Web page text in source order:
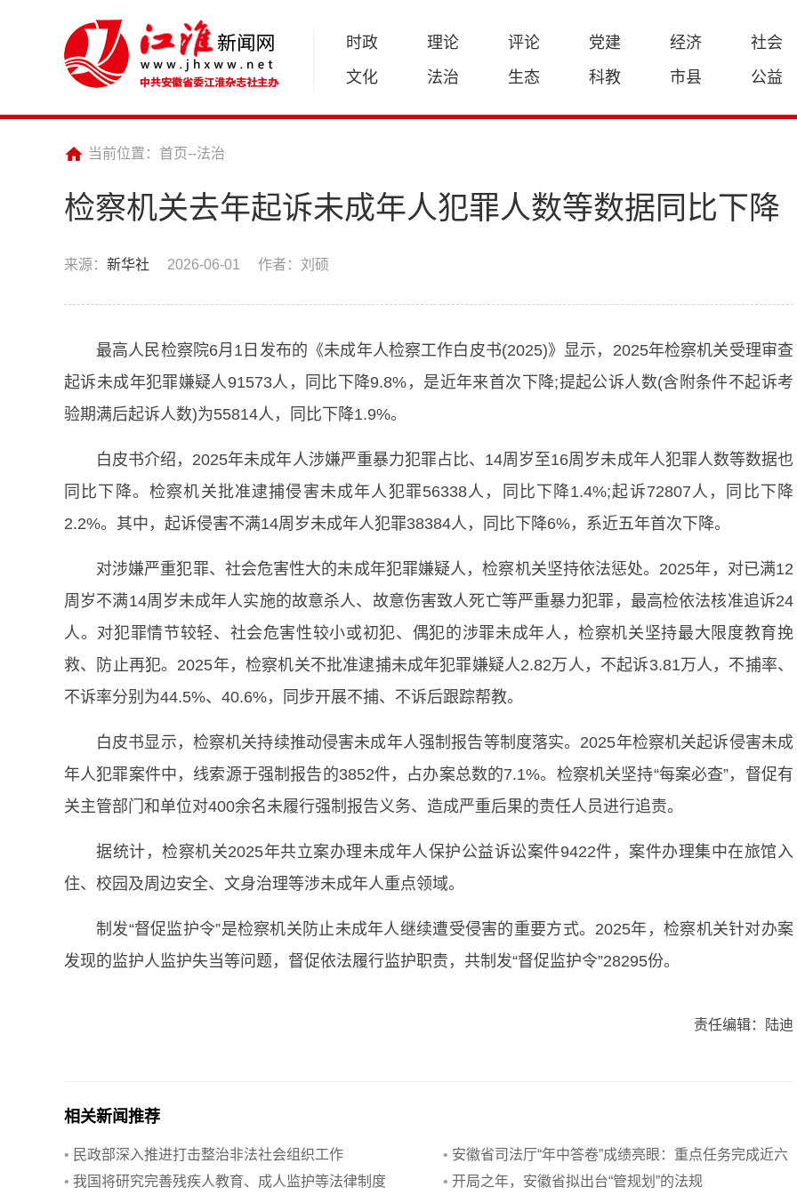
时政 理论 评论 党建 经济
社会
文化
法治 生态 科教 市县 公益
当前位置： 首页--法治
检察机关去年起诉未成年人犯罪人数等数据同比下降
来源： 新华社 2026-06-01 作者：刘硕
最高人民检察院6月1日发布的《未成年人检察工作白皮书(2025)》显示，2025年检察机关受理审查
起诉未成年犯罪嫌疑人91573人，同比下降9.8%，是近年来首次下降;提起公诉人数(含附条件不起诉考
验期满后起诉人数)为55814人，同比下降1.9%。
白皮书介绍，2025年未成年人涉嫌严重暴力犯罪占比、14周岁至16周岁未成年人犯罪人数等数据也
同比下降。检察机关批准逮捕侵害未成年人犯罪56338人，同比下降1.4%;起诉72807人，同比下降
2.2%。其中，起诉侵害不满14周岁未成年人犯罪38384人，同比下降6%，系近五年首次下降。
对涉嫌严重犯罪、社会危害性大的未成年犯罪嫌疑人，检察机关坚持依法惩处。2025年，对已满12
周岁不满14周岁未成年人实施的故意杀人、故意伤害致人死亡等严重暴力犯罪，最高检依法核准追诉24
人。对犯罪情节较轻、社会危害性较小或初犯、偶犯的涉罪未成年人，检察机关坚持最大限度教育挽
救、防止再犯。2025年，检察机关不批准逮捕未成年犯罪嫌疑人2.82万人，不起诉3.81万人，不捕率、
不诉率分别为44.5%、40.6%，同步开展不捕、不诉后跟踪帮教。
白皮书显示，检察机关持续推动侵害未成年人强制报告等制度落实。2025年检察机关起诉侵害未成
年人犯罪案件中，线索源于强制报告的3852件，占办案总数的7.1%。检察机关坚持“每案必查”，督促有
关主管部门和单位对400余名未履行强制报告义务、造成严重后果的责任人员进行追责。
据统计，检察机关2025年共立案办理未成年人保护公益诉讼案件9422件，案件办理集中在旅馆入
住、校园及周边安全、文身治理等涉未成年人重点领域。
制发“督促监护令”是检察机关防止未成年人继续遭受侵害的重要方式。2025年，检察机关针对办案
发现的监护人监护失当等问题，督促依法履行监护职责，共制发“督促监护令”28295份。
责任编辑：陆迪
相关新闻推荐
• 民政部深入推进打击整治非法社会组织工作 • 安徽省司法厅“年中答卷”成绩亮眼：重点任务完成近六
成，多项工作领跑全国
• 我国将研究完善残疾人教育、成人监护等法律制度 • 开局之年，安徽省拟出台“管规划”的法规